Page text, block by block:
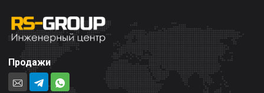
Продажи